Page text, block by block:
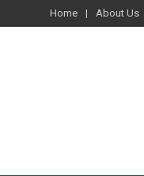
Home About Us